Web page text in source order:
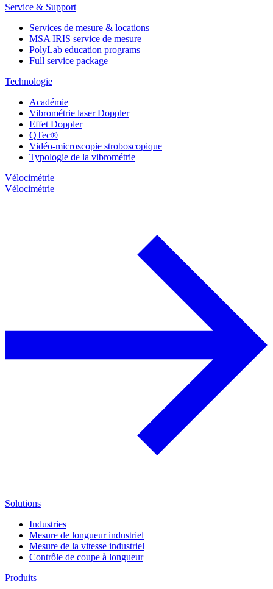
Service & Support
Services de mesure & locations
MSA IRIS service de mesure
PolyLab education programs
Full service package
Technologie
Académie
Vibrométrie laser Doppler
Effet Doppler
QTec®
Vidéo-microscopie stroboscopique
Typologie de la vibrométrie
Vélocimétrie
Vélocimétrie
Solutions
Industries
Mesure de longueur industriel
Mesure de la vitesse industriel
Contrôle de coupe à longueur
Produits